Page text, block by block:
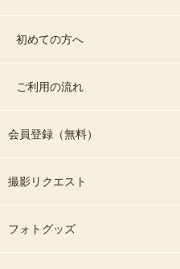
初めての方へ
ご利用の流れ
会員登録（無料）
撮影リクエスト
フォトグッズ